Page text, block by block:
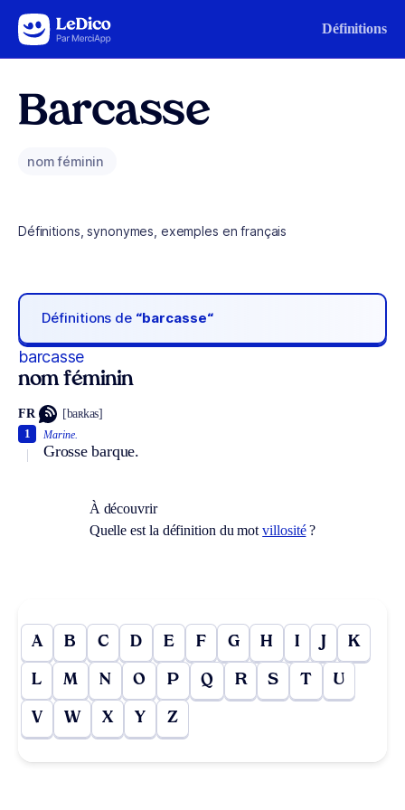
Aller au contenu Définitions
Barcasse
nom féminin
Définitions, synonymes, exemples en français
Définitions de “barcasse“
barcasse
nom féminin
FR [baʀkas]
Marine.
Grosse barque.
1
À découvrir
Quelle est la définition du motvillosité?
A B C D E F G H I J K
L M N O P Q R S T U
V W X Y Z